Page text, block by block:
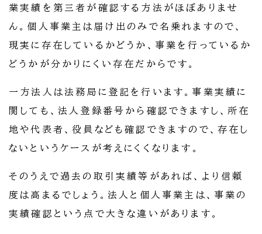
業実績を第三者が確認する方法がほぼありませ
ん。個人事業主は届け出のみで名乗れますので、
現実に存在しているかどうか、事業を行っているか
どうかが分かりにくい存在だからです。
一方法人は法務局に登記を行います。事業実績に
関しても、法人登録番号から確認できますし、所在
地や代表者、役員なども確認できますので、存在し
ないというケースが考えにくくなります。
そのうえで過去の取引実績等があれば、より信頼
度は高まるでしょう。法人と個人事業主は、事業の
実績確認という点で大きな違いがあります。